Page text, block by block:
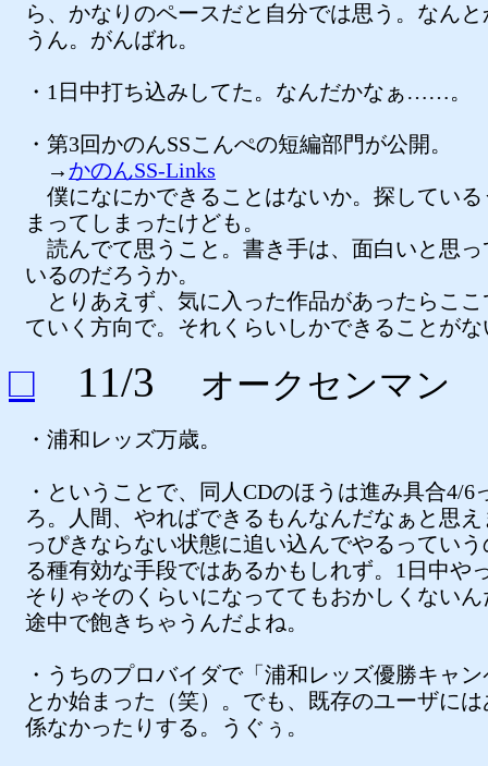
ら、かなりのペースだと自分では思う。なん
うん。がんばれ。
・1日中打ち込みしてた。なんだかなぁ……。
・第3回かのんSSこんぺの短編部門が公開。
→ かのんSS-Links
僕になにかできることはないか。探している
まってしまったけども。
読んでて思うこと。書き手は、面白いと思っ
いるのだろうか。
とりあえず、気に入った作品があったらここ
ていく方向で。それくらいしかできることが
□ 11/3 オークセンマン
・浦和レッズ万歳。
・ということで、同人CDのほうは進み具合4/6
ろ。人間、やればできるもんなんだなぁと思
っぴきならない状態に追い込んでやるってい
る種有効な手段ではあるかもしれず。1日中や
そりゃそのくらいになっててもおかしくない
途中で飽きちゃうんだよね。
・うちのプロバイダで「浦和レッズ優勝キャ
とか始まった（笑）。でも、既存のユーザに
係なかったりする。うぐぅ。